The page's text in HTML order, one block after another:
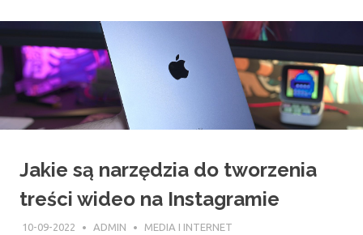
Jakie są narzędzia do tworzenia
treści wideo na Instagramie
10-09-2022 ADMIN MEDIA I INTERNET